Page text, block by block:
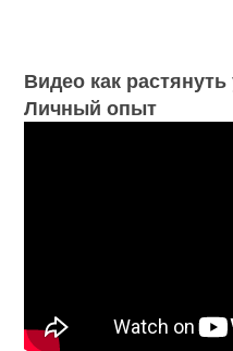
Видео как
Личный опыт